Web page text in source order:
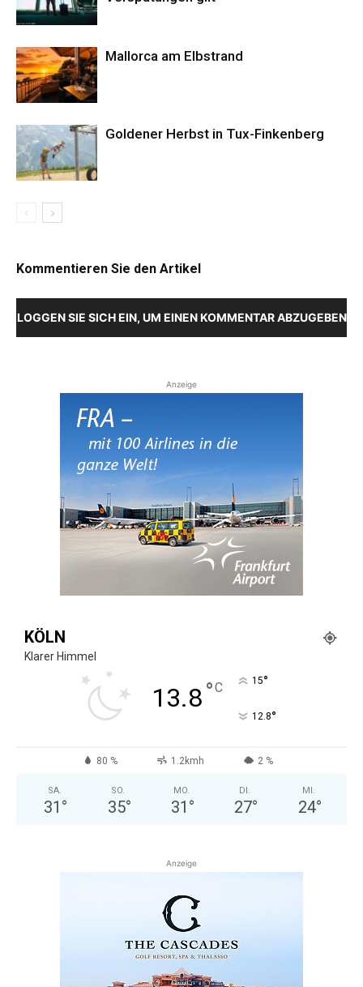
Mallorca am Elbstrand
Goldener Herbst in Tux-Finkenberg
Kommentieren Sie den Artikel
LOGGEN SIE SICH EIN, UM EINEN KOMMENTAR ABZUGEBEN
Anzeige
KÖLN
Klarer Himmel
13.8°C 15°
12.8°
80 % 1.2kmh 2 %
SA.
31 °
SO.
35°
MO.
31 °
DI.
27°
MI.
24°
Anzeige